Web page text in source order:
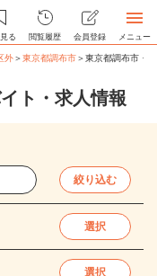
る 閲覧履歴 会員登録 メニュー
外＞東京都調布市＞東京都調布市・
ト・求人情報
絞り込む
選択
選択